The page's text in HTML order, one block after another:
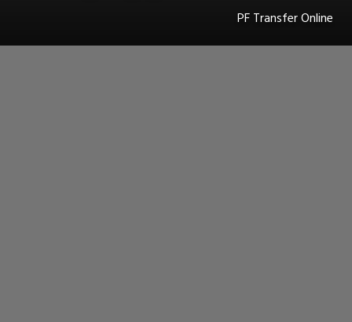
PF Transfer Online